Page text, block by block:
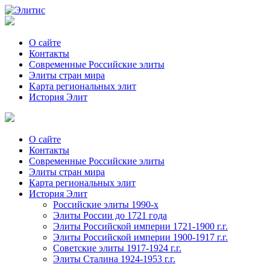
О сайте
Контакты
Современные Российские элиты
Элиты стран мира
Kартa региональных элит
История Элит
О сайте
Контакты
Современные Российские элиты
Элиты стран мира
Картa региональных элит
История Элит
Российские элиты 1990-х
Элиты России до 1721 года
Элиты Российской империи 1721-1900 г.г.
Элиты Российской империи 1900-1917 г.г.
Советские элиты 1917-1924 г.г.
Элиты Сталина 1924-1953 г.г.